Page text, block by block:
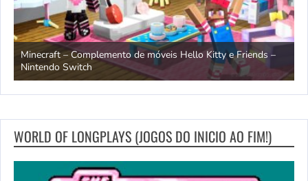
Minecraft – Complemento de móveis Hello Kitty e Friends –
Nintendo Switch
WORLD OF LONGPLAYS (JOGOS DO INICIO AO FIM!)